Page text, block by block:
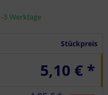
3 Werktage
Stückpreis
5,10 € *